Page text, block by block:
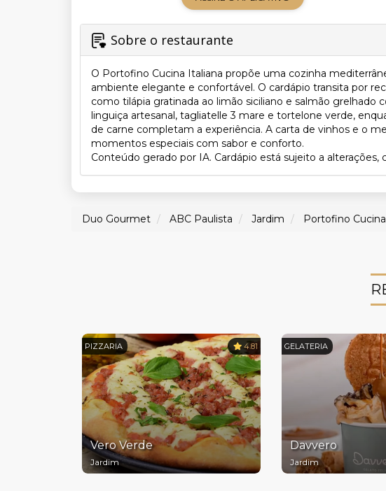
Sobre o restaurante
O Portofino Cucina Italiana propõe uma cozinha
ambiente elegante e confortável. O cardápio transita por
como tilápia gratinada ao limão siciliano e salmão
linguiça artesanal, tagliatelle 3 mare e tortelone verde,
de carne completam a experiência. A carta de vinhos e o
momentos especiais com sabor e conforto.
Conteúdo gerado por IA. Cardápio está sujeito a alterações,
Duo Gourmet ABC Paulista Jardim Portofino
PIZZARIA 4.81
Vero Verde
Jardim
GELATERIA
Davvero
Jardim